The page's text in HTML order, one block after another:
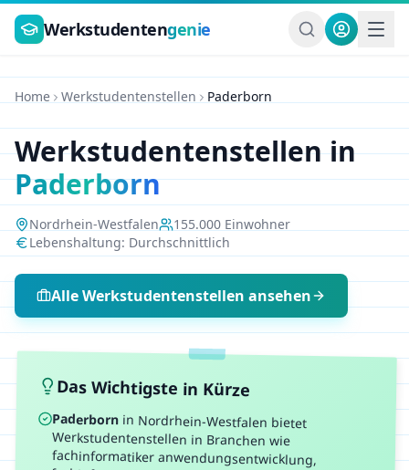
Zum Hauptinhalt springen
Werkstudentengenie
Home Werkstudentenstellen Paderborn
Werkstudentenstellen in
Paderborn
Nordrhein-Westfalen 155.000 Einwohner
Lebenshaltung: Durchschnittlich
Alle Werkstudentenstellen ansehen
Das Wichtigste in Kürze
Paderborn in Nordrhein-Westfalen bietet
Werkstudentenstellen in Branchen wie
fachinformatiker anwendungsentwicklung,
fachinformatiker systemintegration, it system